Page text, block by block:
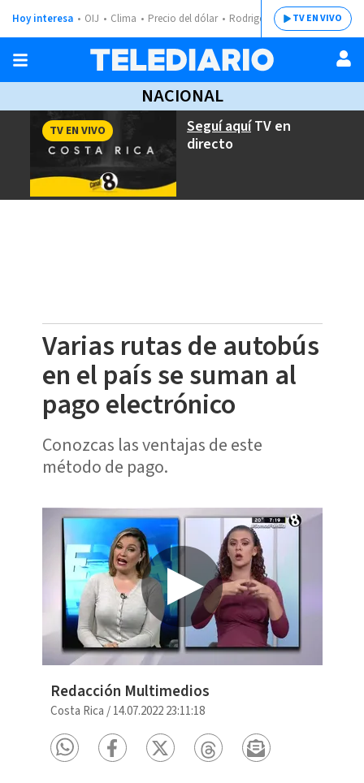
Hoy interesa OIJ Clima Precio del dólar Rodrigo ChavesTV EN VIVO
NACIONAL
Seguí aquíTV en
directo
TV EN VIVO
Varias rutas de autobús
en el país se suman al
pago electrónico
Conozcas las ventajas de este
método de pago.
Redacción Multimedios
Costa Rica /14.07.2022 23:11:18